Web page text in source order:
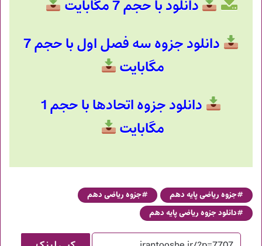
دانلود با حجم 7 مگابایت
دانلود جزوه سه فصل اول با حجم 7
مگابایت
دانلود جزوه اتحادها با حجم 1
مگابایت
جزوه ریاضی پایه دهم
جزوه ریاضی دهم
دانلود جزوه ریاضی پایه دهم